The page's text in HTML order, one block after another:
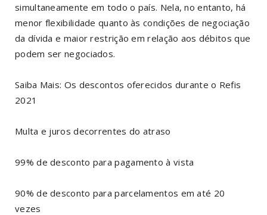
simultaneamente em todo o país. Nela, no entanto, há
menor flexibilidade quanto às condições de negociação
da dívida e maior restrição em relação aos débitos que
podem ser negociados.
Saiba Mais: Os descontos oferecidos durante o Refis
2021
Multa e juros decorrentes do atraso
99% de desconto para pagamento à vista
90% de desconto para parcelamentos em até 20
vezes